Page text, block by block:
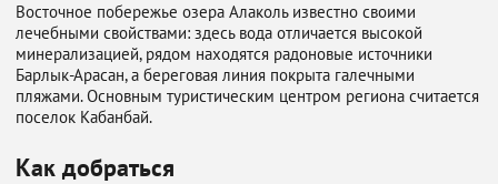
Восточное побережье озера Алаколь известно своими
лечебными свойствами: здесь вода отличается высокой
минерализацией, рядом находятся радоновые источники
Барлык-Арасан, а береговая линия покрыта галечными
пляжами. Основным туристическим центром региона считается
поселок Кабанбай.
Как добраться